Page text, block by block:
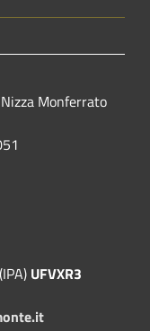
Monferrato
UFVXR3